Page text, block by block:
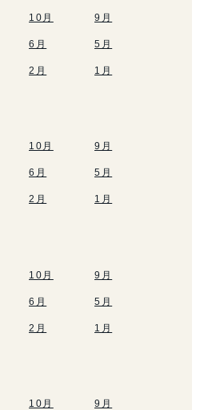
10月 9月
6月 5月
2月 1月
10月 9月
6月 5月
2月 1月
10月 9月
6月 5月
2月 1月
10月 9月